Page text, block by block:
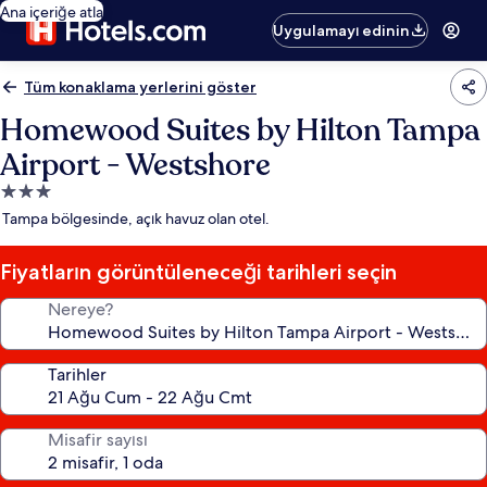
Ana içeriğe atla
Uygulamayı edinin
Tüm konaklama yerlerini göster
Homewood Suites by Hilton Tampa
Airport - Westshore
3.0
yıldızlı
yeri
Tampa bölgesinde, açık havuz olan otel.
Fiyatların görüntüleneceği tarihleri seçin
Nereye?
Tarihler
Misafir sayısı